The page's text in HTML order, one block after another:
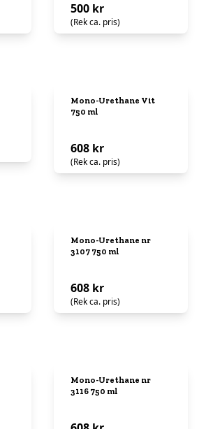
500 kr
(Rek ca. pris)
Mono-Urethane Vit
750 ml
608 kr
(Rek ca. pris)
Mono-Urethane nr
3107 750 ml
608 kr
(Rek ca. pris)
Mono-Urethane nr
3116 750 ml